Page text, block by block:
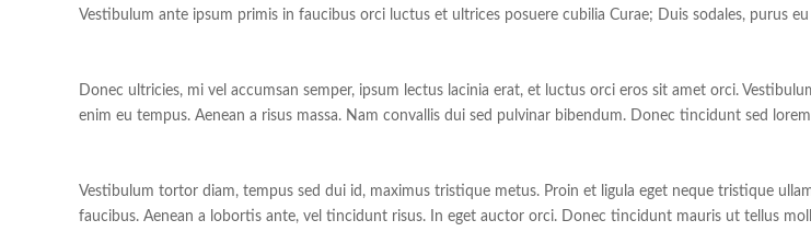
Vestibulum ante ipsum primis in faucibus orci luctus et ultrices posuere cubilia Curae; Duis sodales, purus
Donec ultricies, mi vel accumsan semper, ipsum lectus lacinia erat, et luctus orci eros sit amet orci.
enim eu tempus. Aenean a risus massa. Nam convallis dui sed pulvinar bibendum. Donec tincidunt sed
Vestibulum tortor diam, tempus sed dui id, maximus tristique metus. Proin et ligula eget neque tristique
faucibus. Aenean a lobortis ante, vel tincidunt risus. In eget auctor orci. Donec tincidunt mauris ut tellus